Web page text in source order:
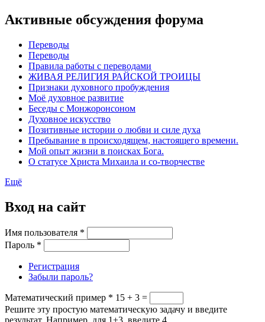
Активные обсуждения форума
Переводы
Переводы
Правила работы с переводами
ЖИВАЯ РЕЛИГИЯ РАЙСКОЙ ТРОИЦЫ
Признаки духовного пробуждения
Моё духовное развитие
Беседы с Монжоронсоном
Духовное искусство
Позитивные истории о любви и силе духа
Пребывание в происходящем, настоящего времени.
Мой опыт жизни в поисках Бога.
О статусе Христа Михаила и со-творчестве
Ещё
Вход на сайт
Имя пользователя *
Пароль *
Регистрация
Забыли пароль?
Математический пример * 15 + 3 =
Решите эту простую математическую задачу и введите
результат. Например, для 1+3, введите 4.